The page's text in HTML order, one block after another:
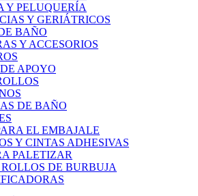
Y PELUQUERÍA
Y GERIÁTRICOS
BAÑO
Y ACCESORIOS
APOYO
DE BAÑO
EL EMBAJALE
Y CINTAS ADHESIVAS
PALETIZAR
ROLLOS DE BURBUJA